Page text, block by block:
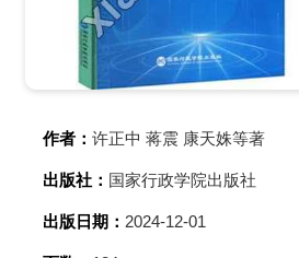
作者： 许正中 蒋震 康天姝等著
出版社： 国家行政学院出版社
出版日期： 2024-12-01